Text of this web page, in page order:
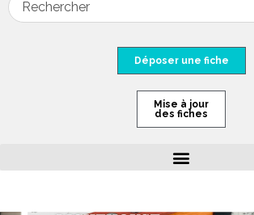
Déposer une fiche
Mise à jour
des fiches